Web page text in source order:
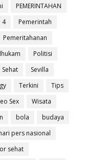
PEMERINTAHAN
4
Pemerintah
Pemeritahanan
Politisi
Sehat
Sevilla
Terkini
Tips
Sex
Wisata
bola
budaya
pers nasional
sehat